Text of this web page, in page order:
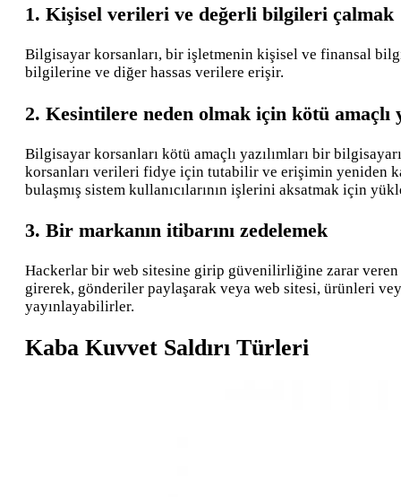
1. Kişisel verileri ve değerli bilgileri çalmak
Bilgisayar korsanları, bir işletmenin kişisel ve finansal
bilgilerine ve diğer hassas verilere erişir.
2. Kesintilere neden olmak için kötü amaçlı
Bilgisayar korsanları kötü amaçlı yazılımları bir
korsanları verileri fidye için tutabilir ve erişimin yeniden
bulaşmış sistem kullanıcılarının işlerini aksatmak için
3. Bir markanın itibarını zedelemek
Hackerlar bir web sitesine girip güvenilirliğine zarar veren
girerek, gönderiler paylaşarak veya web sitesi, ürünleri
yayınlayabilirler.
Kaba Kuvvet Saldırı Türleri